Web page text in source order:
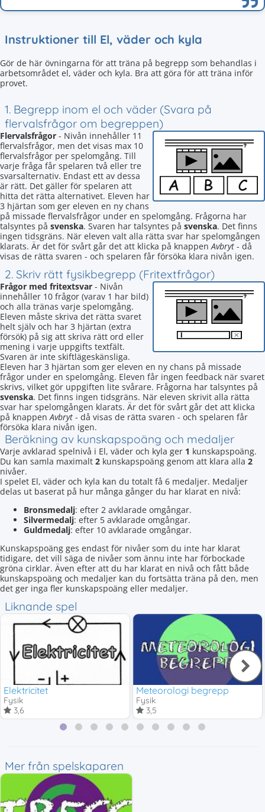
Instruktioner till El, väder och kyla
Gör de här övningarna för att träna på begrepp som behandlas i
arbetsområdet el, väder och kyla. Bra att göra för att träna inför
provet.
1. Begrepp inom el och väder (Svara på
flervalsfrågor om begreppen)
Flervalsfrågor - Nivån innehåller 11
flervalsfrågor, men det visas max 10
flervalsfrågor per spelomgång. Till
varje fråga får spelaren två eller tre
svarsalternativ. Endast ett av dessa
är rätt. Det gäller för spelaren att
hitta det rätta alternativet. Eleven har
3 hjärtan som ger eleven en ny chans
på missade flervalsfrågor under en spelomgång. Frågorna har
talsyntes på svenska. Svaren har talsyntes på svenska. Det finns
ingen tidsgräns. När eleven valt alla rätta svar har spelomgången
klarats. Är det för svårt går det att klicka på knappenAvbryt - då
visas de rätta svaren - och spelaren får försöka klara nivån igen.
2. Skriv rätt fysikbegrepp (Fritextfrågor)
Frågor med fritextsvar - Nivån
innehåller 10 frågor (varav 1 har bild)
och alla tränas varje spelomgång.
Eleven måste skriva det rätta svaret
helt själv och har 3 hjärtan (extra
försök) på sig att skriva rätt ord eller
mening i varje uppgifts textfält.
Svaren är inte skiftlägeskänsliga.
Eleven har 3 hjärtan som ger eleven en ny chans på missade
frågor under en spelomgång. Eleven får ingen feedback när svaret
skrivs, vilket gör uppgiften lite svårare. Frågorna har talsyntes på
svenska. Det finns ingen tidsgräns. När eleven skrivit alla rätta
svar har spelomgången klarats. Är det för svårt går det att klicka
på knappenAvbryt - då visas de rätta svaren - och spelaren får
försöka klara nivån igen.
Beräkning av kunskapspoäng och medaljer
Varje avklarad spelnivå i El, väder och kyla ger 1 kunskapspoäng.
Du kan samla maximalt 2 kunskapspoäng genom att klara alla 2
nivåer.
I spelet El, väder och kyla kan du totalt få 6 medaljer. Medaljer
delas ut baserat på hur många gånger du har klarat en nivå:
Bronsmedalj: efter 2 avklarade omgångar.
Silvermedalj: efter 5 avklarade omgångar.
Guldmedalj: efter 10 avklarade omgångar.
Kunskapspoäng ges endast för nivåer som du inte har klarat
tidigare, det vill säga de nivåer som ännu inte har förbockade
gröna cirklar. Även efter att du har klarat en nivå och fått både
kunskapspoäng och medaljer kan du fortsätta träna på den, men
det ger inga fler kunskapspoäng eller medaljer.
Liknande spel
Elektricitet
Fysik
3,6
Meteorologi begrepp
Fysik
3,5
Mer från spelskaparen